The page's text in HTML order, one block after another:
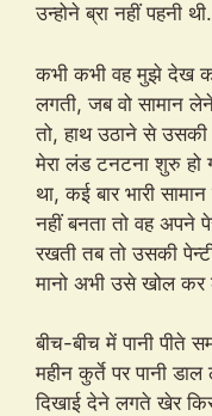
उन्होने ब्रा नहीं पहनी थी.
कभी­ कभी वह मुझे देख
लगती, जब वो सामान
तो, हाथ उठाने से
मेरा लंड टनटना शुरु हो
था, कई बार भारी
नहीं बनता तो वह अपने
रखती तब तो उसकी
मानो अभी उसे खोल
बीच-बीच में पानी पीते
महीन कुर्ते पर पानी
दिखाई देने लगते खेर